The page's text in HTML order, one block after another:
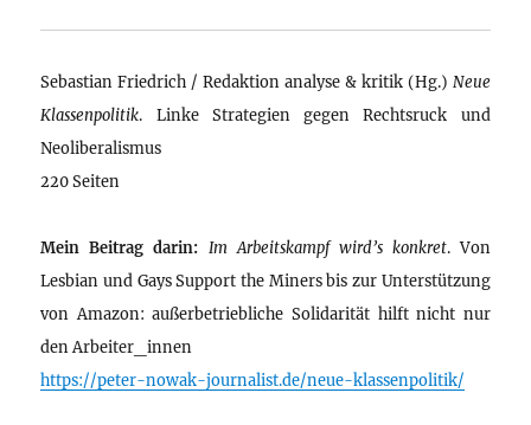
Sebastian Friedrich / Redaktion analyse & kritik (Hg.) Neue
Klassenpolitik. Linke Strategien gegen Rechtsruck und
Neoliberalismus
220 Seiten
Mein Beitrag darin: Im Arbeitskampf wird’s konkret. Von
Lesbian und Gays Support the Miners bis zur Unterstützung
von Amazon: außerbetriebliche Solidarität hilft nicht nur
den Arbeiter_innen
https://peter-nowak-journalist.de/neue-klassenpolitik/